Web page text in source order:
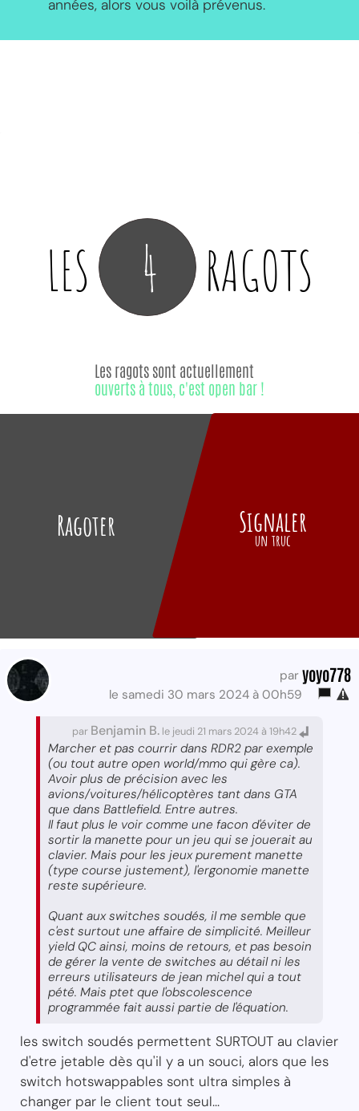
années, alors vous voilà prévenus.
LES 4 RAGOTS
Ragoter
Les ragots sont actuellement
ouverts à tous, c'est open bar !
Signaler
un truc
par yoyo778
le samedi 30 mars 2024 à 00h59
par Benjamin B. le jeudi 21 mars 2024 à 19h42
Marcher et pas courrir dans RDR2 par exemple
(ou tout autre open world/mmo qui gère ca).
Avoir plus de précision avec les
avions/voitures/hélicoptères tant dans GTA
que dans Battlefield. Entre autres.
Il faut plus le voir comme une facon d'éviter de
sortir la manette pour un jeu qui se jouerait au
clavier. Mais pour les jeux purement manette
(type course justement), l'ergonomie manette
reste supérieure.
Quant aux switches soudés, il me semble que
c'est surtout une affaire de simplicité. Meilleur
yield QC ainsi, moins de retours, et pas besoin
de gérer la vente de switches au détail ni les
erreurs utilisateurs de jean michel qui a tout
pété. Mais ptet que l'obscolescence
programmée fait aussi partie de l'équation.
les switch soudés permettent SURTOUT au clavier
d'etre jetable dès qu'il y a un souci, alors que les
switch hotswappables sont ultra simples à
changer par le client tout seul...